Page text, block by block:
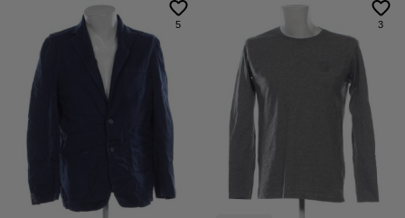
5 3